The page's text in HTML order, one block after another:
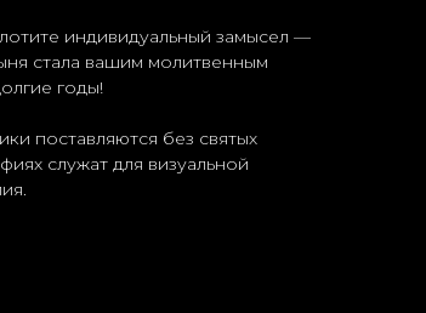
индивидуальный замысел —
стала вашим молитвенным
годы!
поставляются без святых
служат для визуальной